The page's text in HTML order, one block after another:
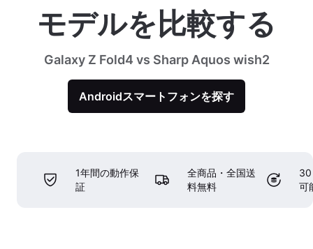
モデルを比較する
Galaxy Z Fold4 vs Sharp Aquos wish2
Androidスマートフォンを探す
1年間の動作保
証
全商品・全国送
料無料
30
可